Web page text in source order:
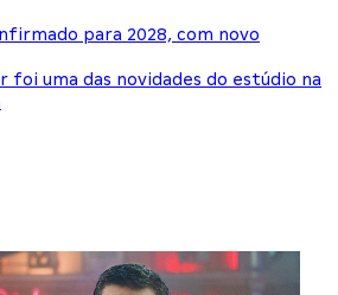
para 2028, com novo
foi uma das novidades do estúdio na